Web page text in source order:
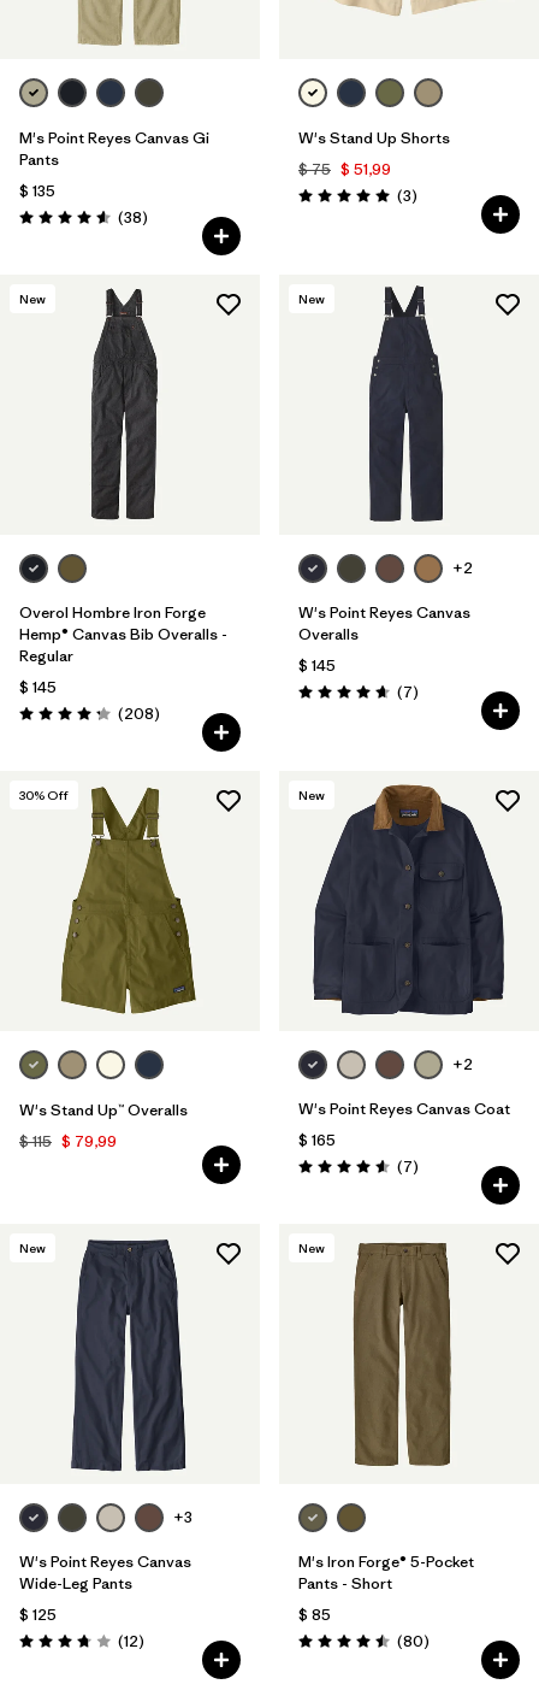
M's Point Reyes Canvas Gi
Pants
$ 135
Valoración: 4.6 / 5
(38Comentarios
)
W's Stand Up Shorts
$ 75 $ 51,99
Valoración: 5.0 / 5
(3Comentarios
)
New
Overol Hombre Iron Forge
Hemp® Canvas Bib Overalls -
Regular
$ 145
Valoración: 4.3 / 5
(208Comentarios
)
New
+2
W's Point Reyes Canvas
Overalls
$ 145
Valoración: 4.7 / 5
(7Comentarios
)
30% Off
W's Stand Up™ Overalls
$ 115 $ 79,99
New
+2
W's Point Reyes Canvas Coat
$ 165
Valoración: 4.6 / 5
(7Comentarios
)
New
+3
W's Point Reyes Canvas
Wide-Leg Pants
$ 125
Valoración: 3.8 / 5
(12Comentarios
)
New
M's Iron Forge® 5-Pocket
Pants - Short
$ 85
Valoración: 4.5 / 5
(80Comentarios
)